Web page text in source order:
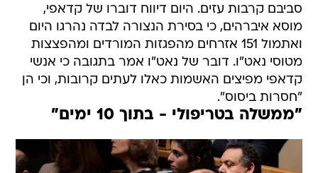
סביבם קרבות עזים. היום דיווח דוברו של קדאפי,
מוסא איברהים, כי בסירת הנצורה לבדה נהרגו היום
ואתמול 151 אזרחים מהפגזות המורדים ומהפצצות
מטוסי נאט"ו. דובר של נאט"ו אמר בתגובה כי אנשי
קדאפי מפיצים האשמות כאלו לעתים קרובות, וכי הן
"חסרות ביסוס".
"ממשלה בטריפולי - בתוך 10 ימים"